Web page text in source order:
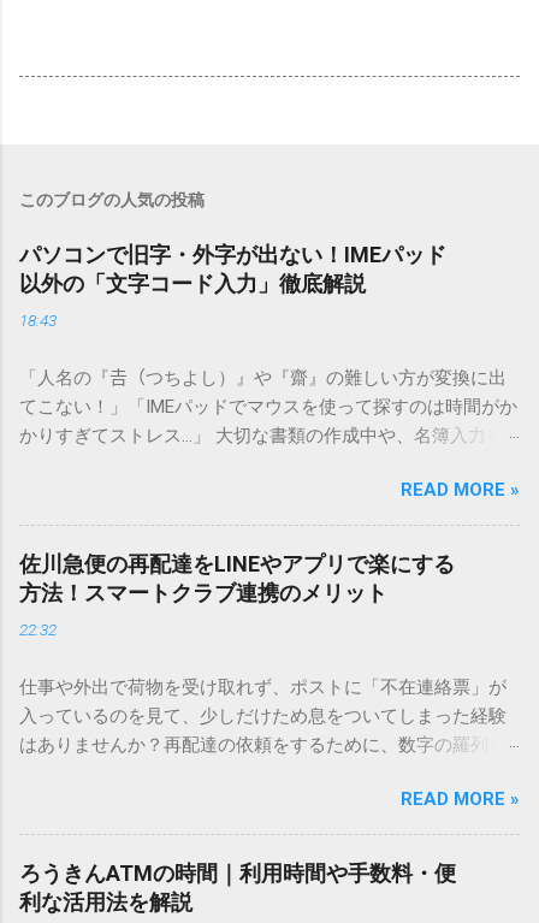
このブログの人気の投稿
パソコンで旧字・外字が出ない！IMEパッド
以外の「文字コード入力」徹底解説
18:43
「人名の『𠮷（つちよし）』や『齋』の難しい方が変換に出
てこない！」「IMEパッドでマウスを使って探すのは時間がか
かりすぎてストレス…」 大切な書類の作成中や、名簿入力を
てしまいますよね。多くの人が「IMEパッド（手書き入力）」
を使いますが、実はマウスで一画ずつ書くのは非効率です
し、似た漢字が多すぎて結局見つからないことも少なくあり
ません。 そこで今回は、IMEパッドを使わずに、特定のコー
ドを打ち込むだけで一瞬で旧字や外字、特殊記号を呼び出す
「文字コード入力」のテクニックを詳しく解説します。 この
必要はありません。 1. なぜ「変換」しても旧字・外字が出て
こないのか？ そもそも、なぜ普通の変換で出てこない漢字が
あるのでしょうか。その理由は、パソコンが文字を認識する
は、JIS規格（日本産業規格）によって「第1水準」「第2水
準」といった形で整理されています。しかし、人名や地名に
使われる非常に古い漢字（旧字）や、特定の組織だけで作ら
れた「外字」は、この一般的な変換リストに含まれていない
READ MORE »
佐川急便の再配達をLINEやアプリで楽にする
方法！スマートクラブ連携のメリット
22:32
仕事や外出で荷物を受け取れず、ポストに「不在連絡票」が
入っているのを見て、少しだけため息をついてしまった経験
はありませんか？再配達の依頼をするために、数字の羅列を
ことに申し訳なさを感じたりすることもあるかもしれませ
ん。 「もっとスムーズに、自分のタイミングで受け取りた
い」 「わざわざ電話をかけずに、スマホ一つで完結させた
い」 そんな願いを叶えてくれるのが、佐川急便の会員制サー
ビス「スマートクラブ」と、LINEや公式アプリの連携です。
READ MORE »
ろうきんATMの時間｜利用時間や手数料・便
利な活用法を解説